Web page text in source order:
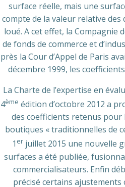
surface réelle, mais une
compte de la valeur relative
loué. A cet effet, la Compagnie
de fonds de commerce et
près la Cour d’Appel de Paris
décembre 1999, les
La Charte de l’expertise en
4ème édition d’octobre 2012 a
des coefficients retenus pour
boutiques « traditionnelles de
1er juillet 2015 une nouvelle
surfaces a été publiée,
commercialisateurs. Enfin
précisé certains ajustements